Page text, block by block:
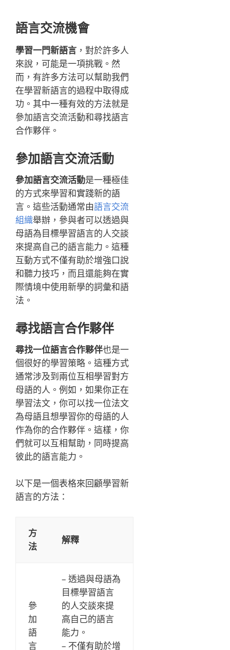
語言交流機會
學習一門新語言 ，對於許多人
來說，可能是一項挑戰。然
而，有許多方法可以幫助我們
在學習新語言的過程中取得成
功。其中一種有效的方法就是
參加語言交流活動和尋找語言
合作夥伴。
參加語言交流活動
參加語言交流活動是一種極佳
的方式來學習和實踐新的語
言。這些活動通常由語言交流
組織舉辦，參與者可以透過與
母語為目標學習語言的人交談
來提高自己的語言能力。這種
互動方式不僅有助於增強口說
和聽力技巧，而且還能夠在實
際情境中使用新學的詞彙和語
法。
尋找語言合作夥伴
尋找一位語言合作夥伴也是一
個很好的學習策略。這種方式
通常涉及到兩位互相學習對方
母語的人。例如，如果你正在
學習法文，你可以找一位法文
為母語且想學習你的母語的人
作為你的合作夥伴。這樣，你
們就可以互相幫助，同時提高
彼此的語言能力。
以下是一個表格來回顧學習新
語言的方法：
方
法
解釋
參
加
語
言
– 透過與母語為
目標學習語言
的人交談來提
高自己的語言
能力。
– 不僅有助於增